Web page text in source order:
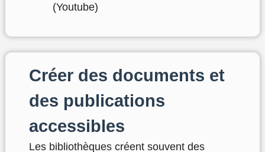
(Youtube)
Créer des documents et
des publications
accessibles
Les bibliothèques créent souvent des